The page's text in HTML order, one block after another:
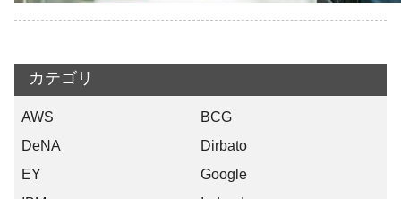
カテゴリ
AWS
BCG
DeNA
Dirbato
EY
Google